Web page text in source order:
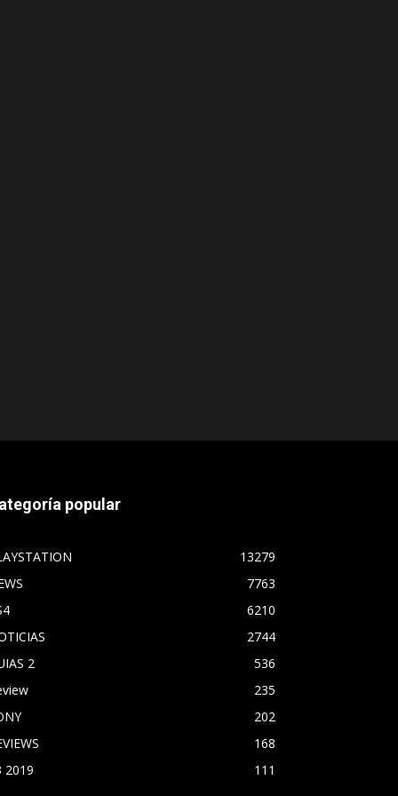
popular
13279
7763
6210
2744
2
536
235
202
168
2019
111